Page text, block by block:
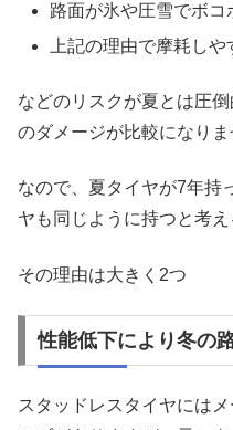
路面が氷や圧雪でボコ
上記の理由で摩耗しや
などのリスクが夏とは圧
のダメージが比較になりま
なので、夏タイヤが7年持
ヤも同じように持つと考え
その理由は大きく2つ
性能低下により冬の
スタッドレスタイヤには